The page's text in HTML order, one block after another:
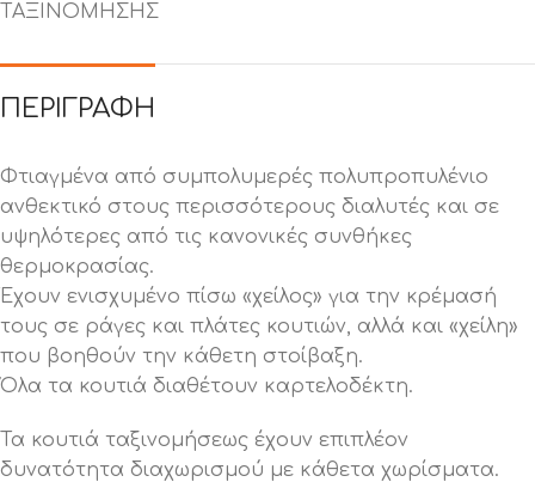
ΤΑΞΙΝΟΜΗΣΗΣ
ΠΕΡΙΓΡΑΦΉ
Φτιαγμένα από συμπολυμερές πολυπροπυλένιο
ανθεκτικό στους περισσότερους διαλυτές και σε
υψηλότερες από τις κανονικές συνθήκες
θερμοκρασίας.
Έχουν ενισχυμένο πίσω «χείλος» για την κρέμασή
τους σε ράγες και πλάτες κουτιών, αλλά και «χείλη»
που βοηθούν την κάθετη στοίβαξη.
Όλα τα κουτιά διαθέτουν καρτελοδέκτη.
Τα κουτιά ταξινομήσεως έχουν επιπλέον
δυνατότητα διαχωρισμού με κάθετα χωρίσματα.